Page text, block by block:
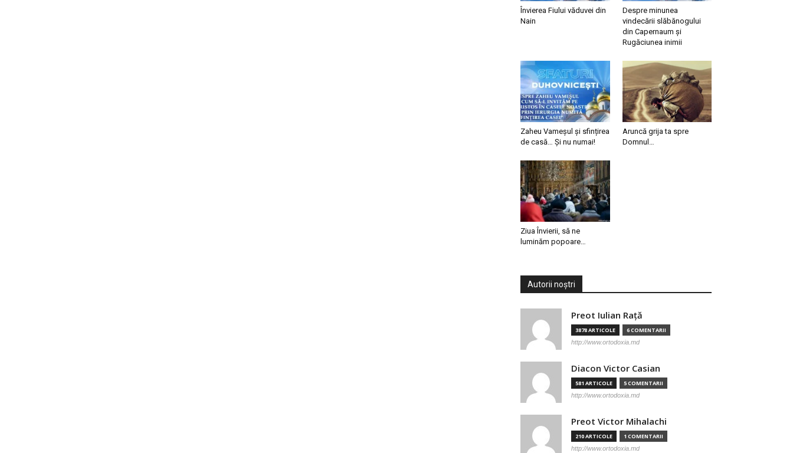
Învierea Fiului văduvei din
Nain
Despre minunea
vindecării slăbănogului
din Capernaum și
Rugăciunea inimii
Zaheu Vameșul și sfințirea
de casă… Și nu numai!
Aruncă grija ta spre
Domnul…
Ziua Învierii, să ne
luminăm popoare…
Autorii noștri
Preot Iulian Raţă
3878 ARTICOLE 6 COMENTARII
http://www.ortodoxia.md
Diacon Victor Casian
581 ARTICOLE 5 COMENTARII
http://www.ortodoxia.md
Preot Victor Mihalachi
210 ARTICOLE 1 COMENTARII
http://www.ortodoxia.md